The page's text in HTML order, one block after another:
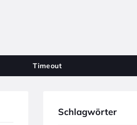
Timeout
Schlagwörter